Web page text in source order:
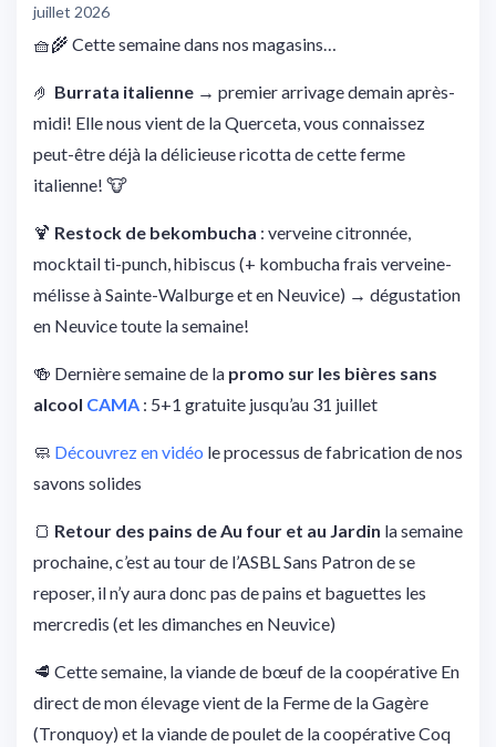
juillet 2026
🧺🌾 Cette semaine dans nos magasins…
🤌 Burrata italienne → premier arrivage demain après-
midi! Elle nous vient de la Querceta, vous connaissez
peut-être déjà la délicieuse ricotta de cette ferme
italienne! 🐮
🍹 Restock de bekombucha : verveine citronnée,
mocktail ti-punch, hibiscus (+ kombucha frais verveine-
mélisse à Sainte-Walburge et en Neuvice) → dégustation
en Neuvice toute la semaine!
🍻 Dernière semaine de la promo sur les bières sans
alcool CAMA : 5+1 gratuite jusqu’au 31 juillet
🧼 Découvrez en vidéo le processus de fabrication de nos
savons solides
🍞 Retour des pains de Au four et au Jardin la semaine
prochaine, c’est au tour de l’ASBL Sans Patron de se
reposer, il n’y aura donc pas de pains et baguettes les
mercredis (et les dimanches en Neuvice)
🥩 Cette semaine, la viande de bœuf de la coopérative En
direct de mon élevage vient de la Ferme de la Gagère
(Tronquoy) et la viande de poulet de la coopérative Coq